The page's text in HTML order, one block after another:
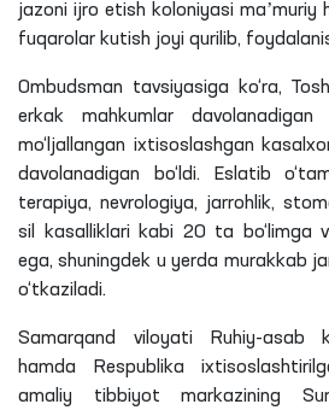
jazoni ijro etish koloniyasi maʼmuriy
fuqarolar kutish joyi qurilib,
Ombudsman tavsiyasiga ko‘ra,
erkak mahkumlar davolanadigan
mo‘ljallangan ixtisoslashgan
davolanadigan bo‘ldi. Eslatib
terapiya, nevrologiya, jarrohlik,
sil kasalliklari kabi 20 ta bo‘limga
ega, shuningdek u yerda murakkab
o‘tkaziladi.
Samarqand viloyati Ruhiy-asab
hamda Respublika
amaliy tibbiyot markazining